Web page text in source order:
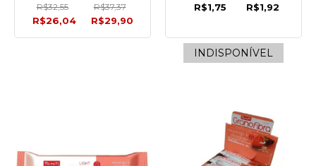
-74% GRANOFIBRA
Light Banana/Choco
COMPRAR
COMPARAR
R$32,55
R$26,04
R$37,37
R$29,90
R$1,75
R$1,92
INDISPONÍVEL